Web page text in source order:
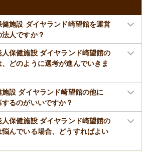
健施設 ダイヤランド崎望館を運営
人ですか？
人保健施設 ダイヤランド崎望館の
どのように選考が進んでいきま
施設 ダイヤランド崎望館の他に
るのがいいですか？
人保健施設 ダイヤランド崎望館の
んでいる場合、どうすればよい